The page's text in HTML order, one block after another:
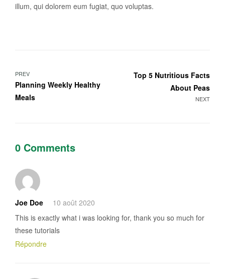
illum, qui dolorem eum fugiat, quo voluptas.
Navigation
de
PREV
Planning Weekly Healthy
Meals
NEXT
Top 5 Nutritious Facts
About Peas
0 Comments
Joe Doe
10 août 2020
This is exactly what i was looking for, thank you so much for
these tutorials
Répondre